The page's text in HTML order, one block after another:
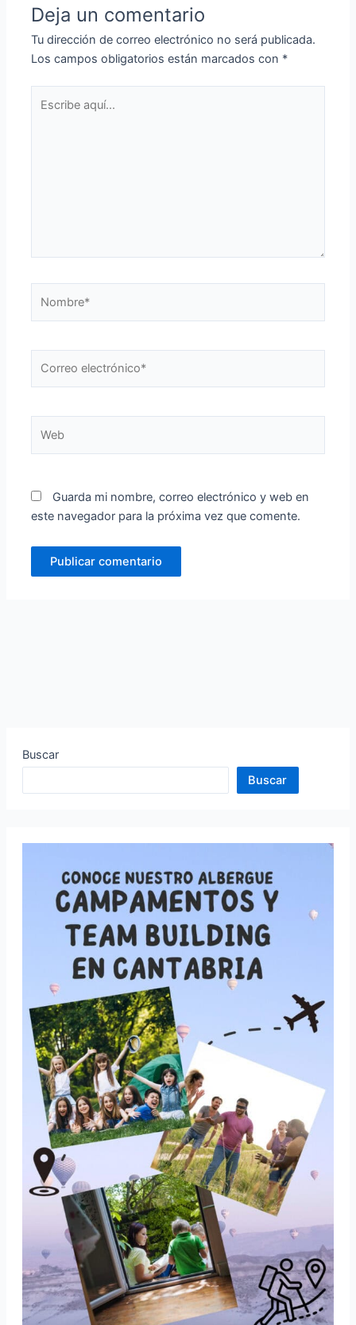
Buscar
Buscar
Deja un comentario
Tu dirección de correo electrónico no será publicada.
Los campos obligatorios están marcados con *
Guarda mi nombre, correo electrónico y web en
este navegador para la próxima vez que comente.